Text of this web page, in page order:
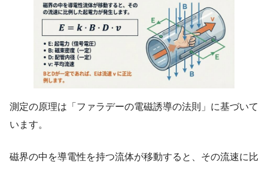
測定の原理は「ファラデーの電磁誘導の法則」に基づいて
います。
磁界の中を導電性を持つ流体が移動すると、その流速に比